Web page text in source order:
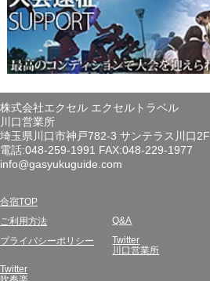
株式会社エクセル エクセルトラベル
川口営業所
埼玉県川口市神戸782-3 サンテラス川口2F
電話:048-259-1991 FAX:048-229-1977
info@gasyukuguide.com
合宿TOP
ご利用方法 Q&A
プライバシーポリシー
Twitter
川口営業所
Twitter